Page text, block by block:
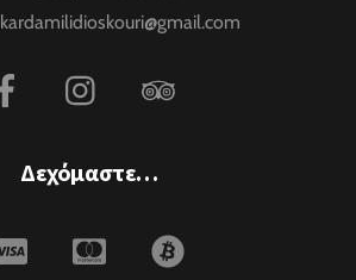
kardamilidioskouri@gmail.com
Δεχόμαστε…